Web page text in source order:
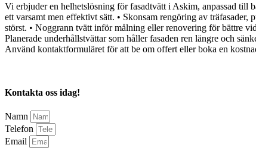
Vi erbjuder en helhetslösning för fasadtvätt i Askim, anpassad till
ett varsamt men effektivt sätt. • Skonsam rengöring av
störst. • Noggrann tvätt inför målning eller renovering för bättre
Planerade underhållstvättar som håller fasaden ren längre och
Använd kontaktformuläret för att be om offert eller boka en
Kontakta oss idag!
Namn
Telefon
Email